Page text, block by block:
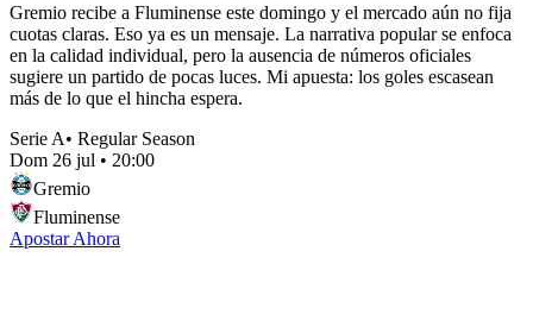
Gremio recibe a Fluminense este domingo y el mercado aún no fija
cuotas claras. Eso ya es un mensaje. La narrativa popular se enfoca
en la calidad individual, pero la ausencia de números oficiales
sugiere un partido de pocas luces. Mi apuesta: los goles escasean
más de lo que el hincha espera.
Serie A• Regular Season
Dom 26 jul • 20:00
Gremio
Fluminense
Apostar Ahora